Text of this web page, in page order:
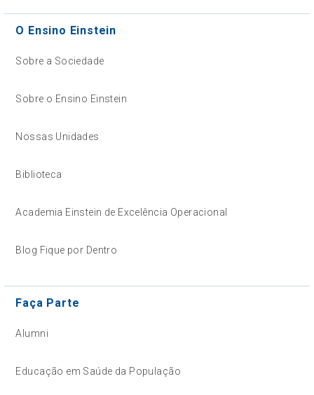
O Ensino Einstein
Sobre a Sociedade
Sobre o Ensino Einstein
Nossas Unidades
Biblioteca
Academia Einstein de Excelência Operacional
Blog Fique por Dentro
Faça Parte
Alumni
Educação em Saúde da População